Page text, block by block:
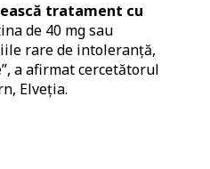
tratament cu
de 40 mg sau
rare de intoleranță,
a afirmat cercetătorul
Elveția.